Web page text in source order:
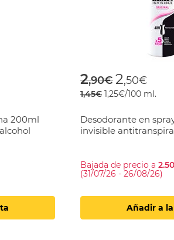
200ml
Price
2,90€to
2,50€
1,45€ 1,25€/100 ml.
Desodorante en
invisible
Bajada de precio a
(31/07/26 - 26/08/26)
Añadir a